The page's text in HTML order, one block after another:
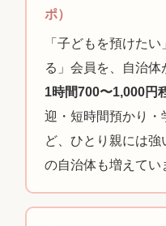
ポ）
「子どもを預けた
る」会員を、自治体
1時間700〜1,000円
迎・短時間預かり・
ど、ひとり親には
の自治体も増えてい